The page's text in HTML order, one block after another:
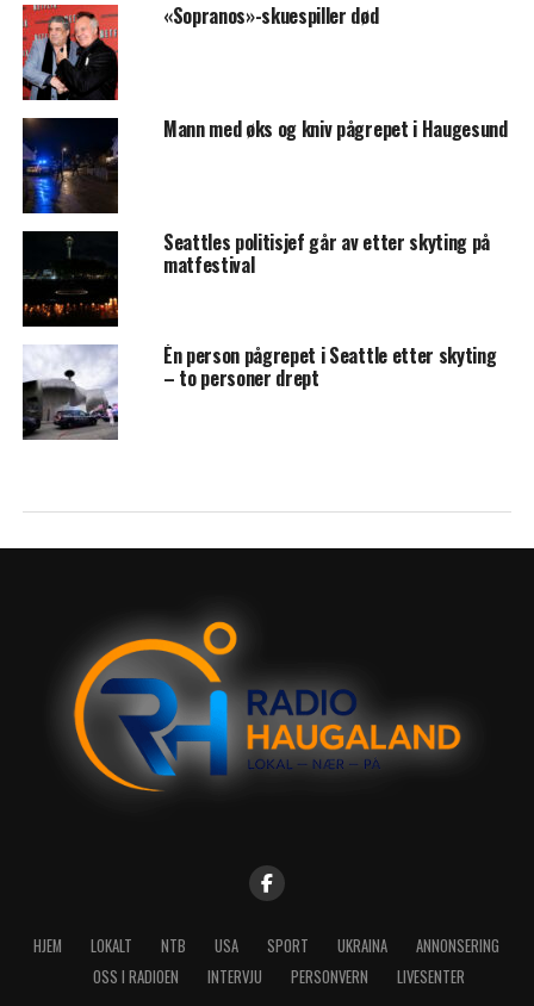
«Sopranos»-skuespiller død
Mann med øks og kniv pågrepet i Haugesund
Seattles politisjef går av etter skyting på
matfestival
Én person pågrepet i Seattle etter skyting
– to personer drept
HJEM LOKALT NTB USA SPORT UKRAINA
ANNONSERING
OSS I RADIOEN
INTERVJU PERSONVERN LIVESENTER